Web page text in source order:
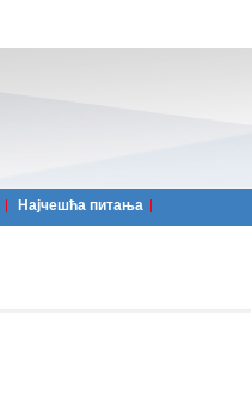
Најчешћa питања